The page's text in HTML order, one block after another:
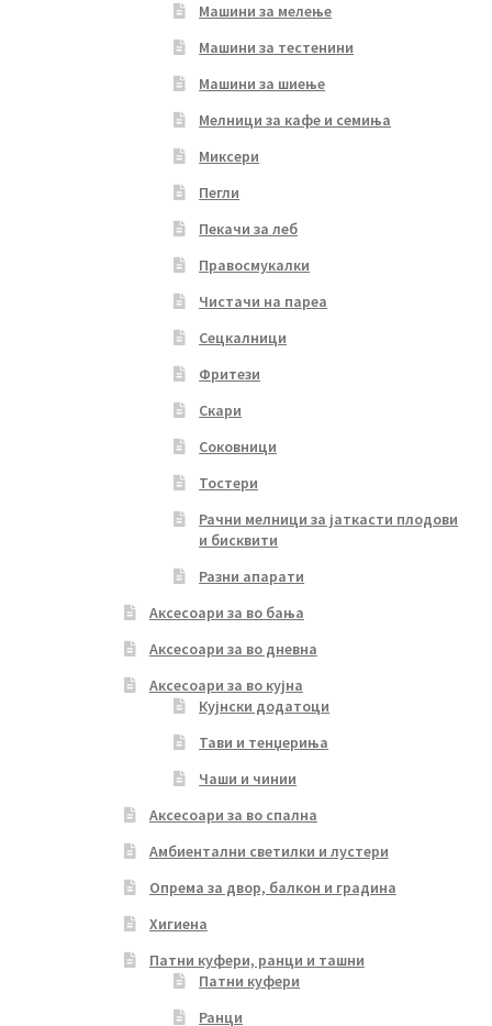
Машини за мелење
Машини за тестенини
Машини за шиење
Мелници за кафе и семиња
Миксери
Пегли
Пекачи за леб
Правосмукалки
Чистачи на пареа
Сецкалници
Фритези
Скари
Соковници
Тостери
Рачни мелници за јаткасти плодови
и бисквити
Разни апарати
Аксесоари за во бања
Аксесоари за во дневна
Аксесоари за во кујна
Кујнски додатоци
Тави и тенџериња
Чаши и чинии
Аксесоари за во спална
Амбиентални светилки и лустери
Опрема за двор, балкон и градина
Хигиена
Патни куфери, ранци и ташни
Патни куфери
Ранци